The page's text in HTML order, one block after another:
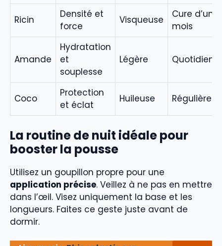
Ricin
Densité et
force
Visqueuse
Cure d’un
mois
Amande
Hydratation
et
souplesse
Légère Quotidien
Coco
Protection
et éclat
Huileuse Régulière
La routine de nuit idéale pour
booster la pousse
Utilisez un goupillon propre pour une
application précise. Veillez à ne pas en mettre
dans l’œil. Visez uniquement la base et les
longueurs. Faites ce geste juste avant de
dormir.